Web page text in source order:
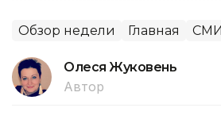
Обзор недели Главная СМИ
Олеся Жуковень
Автор